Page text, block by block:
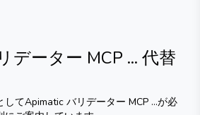
データー MCP ... 代替
してApimatic バリデーター MCP ...が必